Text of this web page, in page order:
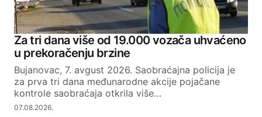
Za tri dana više od 19.000 vozača uhvaćeno
u prekoračenju brzine
Bujanovac, 7. avgust 2026. Saobraćajna policija je
za prva tri dana međunarodne akcije pojačane
kontrole saobraćaja otkrila više…
07.08.2026.